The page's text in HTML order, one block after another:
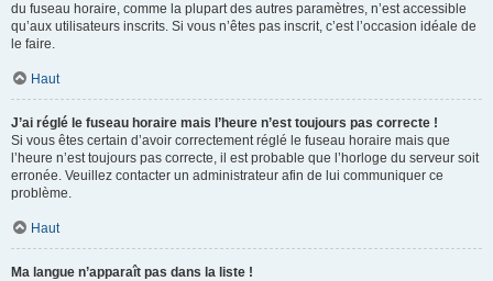
du fuseau horaire, comme la plupart des autres paramètres, n’est accessible
qu’aux utilisateurs inscrits. Si vous n’êtes pas inscrit, c’est l’occasion idéale de
le faire.
Haut
J’ai réglé le fuseau horaire mais l’heure n’est toujours pas correcte !
Si vous êtes certain d’avoir correctement réglé le fuseau horaire mais que
l’heure n’est toujours pas correcte, il est probable que l’horloge du serveur soit
erronée. Veuillez contacter un administrateur afin de lui communiquer ce
problème.
Haut
Ma langue n’apparaît pas dans la liste !